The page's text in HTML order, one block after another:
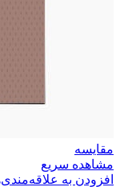
مقایسه
مشاهده سریع
افزودن به